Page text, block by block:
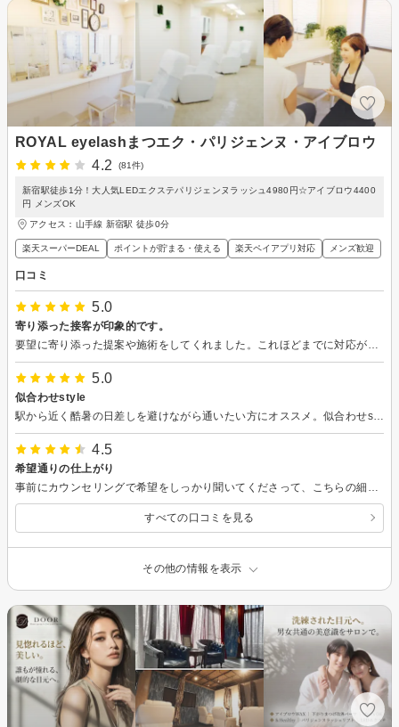
ROYAL eyelashまつエク・パリジェンヌ・アイブロウ
4.2
(81件)
新宿駅徒歩1分！大人気LEDエクステパリジェンヌラッシュ4980円☆アイブロウ4400
円 メンズOK
アクセス：山手線 新宿駅 徒歩0分
楽天スーパーDEAL ポイントが貯まる・使える 楽天ペイアプリ対応 メンズ歓迎
口コミ
5.0
寄り添った接客が印象的です。
5.0
似合わせstyle
駅から近く酷暑の日差しを避けながら通いたい方にオススメ。似合わせstyleのカウンセリングあり。リクライニングチェアの寛ぎ安さ良き。染みない施術、ナチュラルな仕上がりもよかったです。
4.5
希望通りの仕上がり
すべての口コミを見る
その他の情報を表示